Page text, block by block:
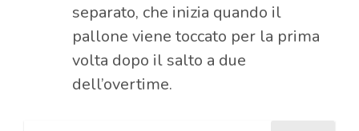
separato, che inizia quando il
pallone viene toccato per la prima
volta dopo il salto a due
dell’overtime.